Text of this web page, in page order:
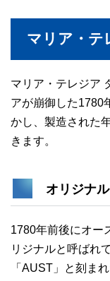
マリア・テ
マリア・テレジア
アが崩御した1780
かし、製造された
きます。
オリジナル
1780年前後にオー
リジナルと呼ばれ
「AUST」と刻ま